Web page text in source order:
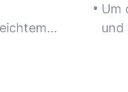
Um
und